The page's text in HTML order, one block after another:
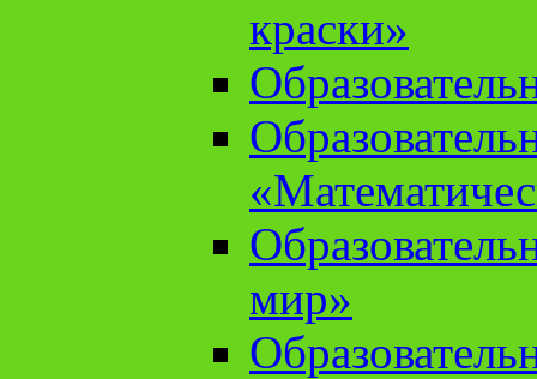
краски»
мир»